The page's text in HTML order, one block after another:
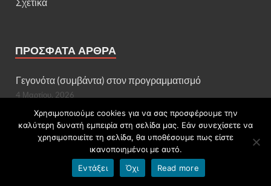
ΠΡΌΣΦΑΤΑ ΆΡΘΡΑ
Γεγονότα (συμβάντα) στον προγραμματισμό
4 Μαρτίου, 2026
Λογικό διάγραμμα και προγραμματισμός εκπαιδευτικής
ρομποτικής συσκευής Edison
Πασχαλινή κάρτα στο Tux Paint
Χρησιμοποιούμε cookies για να σας προσφέρουμε την
καλύτερη δυνατή εμπειρία στη σελίδα μας. Εάν συνεχίσετε να
χρησιμοποιείτε τη σελίδα, θα υποθέσουμε πως είστε
ικανοποιημένοι με αυτό.
Εντάξει
Όχι Read more